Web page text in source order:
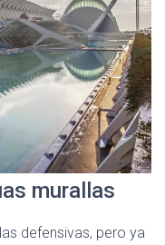
murallas
defensivas, pero ya